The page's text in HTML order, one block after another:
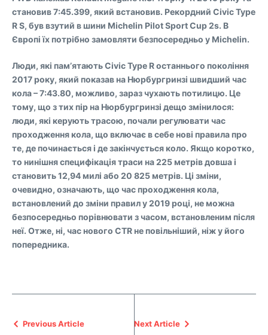
становив 7:45.399, який встановив. Рекордний Civic Type
R S, був взутий в шини Michelin Pilot Sport Cup 2s. В
Європі їх потрібно замовляти безпосередньо у Michelin.
Люди, які пам’ятають Civic Type R останнього покоління
2017 року, який показав на Нюрбургринзі швидший час
кола – 7:43.80, можливо, зараз чухають потилицю. Це
тому, що з тих пір на Нюрбургринзі дещо змінилося:
люди, які керують трасою, почали регулювати час
проходження кола, що включає в себе нові правила про
те, де починається і де закінчується коло. Якщо коротко,
то нинішня специфікація траси на 225 метрів довша і
становить 12,94 милі або 20 825 метрів. Ці зміни,
очевидно, означають, що час проходження кола,
встановлений до зміни правил у 2019 році, не можна
безпосередньо порівнювати з часом, встановленим після
неї. Отже, ні, час нового CTR не повільніший, ніж у його
попередника.
Previous Article Next Article